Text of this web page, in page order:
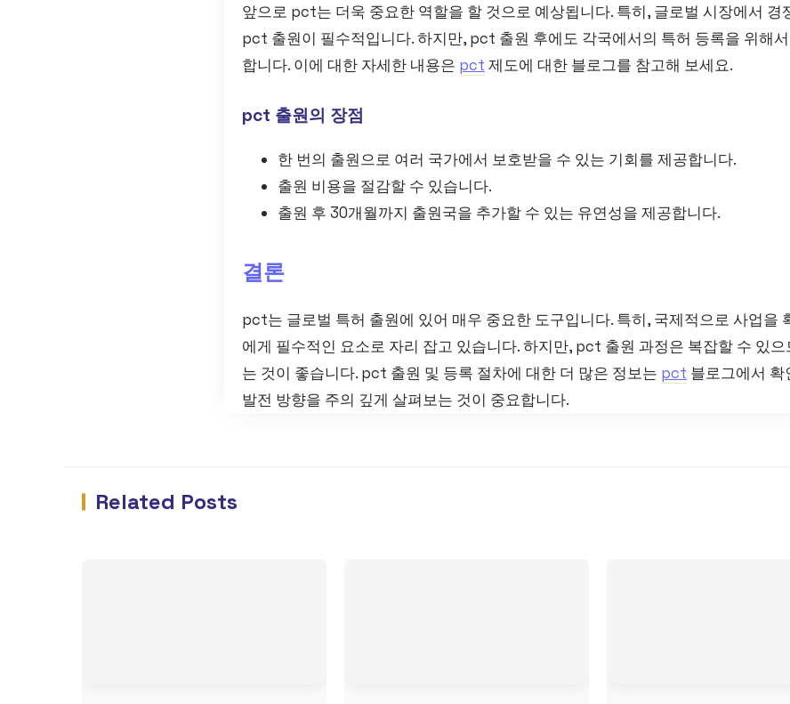
앞으로 pct는 더욱 중요한 역할을 할 것으로 예상됩니다. 특히, 글로벌 시장에서 경
pct 출원이 필수적입니다. 하지만, pct 출원 후에도 각국에서의 특허 등록을 위해
합니다. 이에 대한 자세한 내용은 pct 제도에 대한 블로그를 참고해 보세요.
pct 출원의 장점
한 번의 출원으로 여러 국가에서 보호받을 수 있는 기회를 제공합니다.
출원 비용을 절감할 수 있습니다.
출원 후 30개월까지 출원국을 추가할 수 있는 유연성을 제공합니다.
결론
pct는 글로벌 특허 출원에 있어 매우 중요한 도구입니다. 특히, 국제적으로 사업을
에게 필수적인 요소로 자리 잡고 있습니다. 하지만, pct 출원 과정은 복잡할 수 있
는 것이 좋습니다. pct 출원 및 등록 절차에 대한 더 많은 정보는 pct 블로그에서
발전 방향을 주의 깊게 살펴보는 것이 중요합니다.
Related Posts